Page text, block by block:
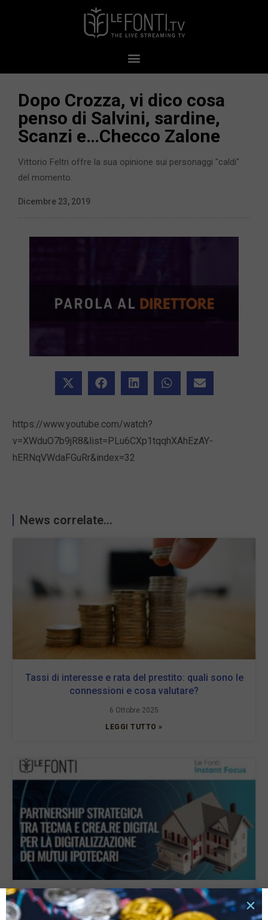
Dopo Crozza, vi dico cosa
penso di Salvini, sardine,
Scanzi e…Checco Zalone
Vittorio Feltri offre la sua opinione sui personaggi "caldi"
del momento.
Dicembre 23, 2019
https://www.youtube.com/watch?
v=XWduO7b9jR8&list=PLu6CXp1tqqhXAhEzAY-
hERNqVWdaFGuRr&index=32
News correlate...
Tassi di interesse e rata del prestito: quali sono le
connessioni e cosa valutare?
6 Ottobre 2025
LEGGI TUTTO »
Partnership strategica tra Tecma e Crea.Re Digital
per la digitalizzazione dei mutui ipotecari